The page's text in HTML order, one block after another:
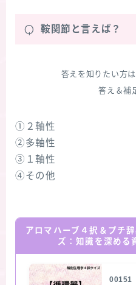
Q 鞍関節と言えば？
答えを知りたい方
答え＆補
①２軸性
②多軸性
③１軸性
④その他
アロマハーブ４択＆プチ
ズ：知識を深める
00151